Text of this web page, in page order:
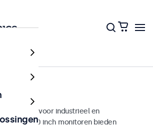
ontworpen voor industrieel en
Deze 10 inch monitoren bieden